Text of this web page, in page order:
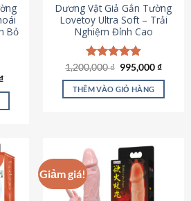
Bỏ
Giá
tại
Dương Vật Giả Gắn Tường
Lovetoy Ultra Soft – Trải
Nghiệm Đỉnh Cao
Được xếp
hạng4.82
5 sao
1,200,000₫ Giá
là:
1,200,000 ₫.
995,000₫Giá
tại
THÊM VÀO GIỎ HÀNG
Giảm giá!